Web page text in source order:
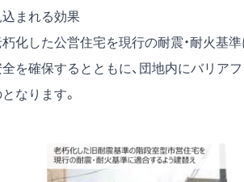
込まれる効果
化した公営住宅を現行の耐震・耐火基
を確保するとともに、団地内にバリア
なります。